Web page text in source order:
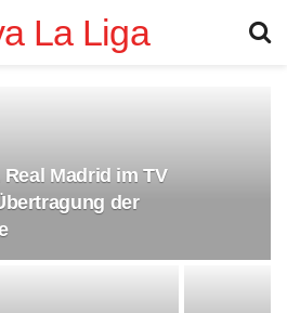
Madrid im TV
der